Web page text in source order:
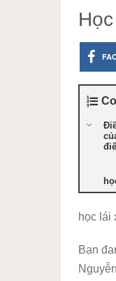
học lái
Bạn